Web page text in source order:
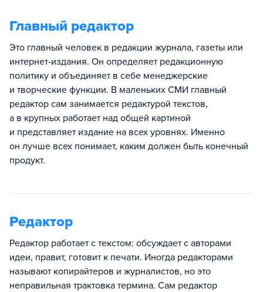
Главный редактор
Это главный человек в редакции журнала, газеты или
интернет-издания. Он определяет редакционную
политику и объединяет в себе менеджерские
и творческие функции. В маленьких СМИ главный
редактор сам занимается редактурой текстов,
а в крупных работает над общей картиной
и представляет издание на всех уровнях. Именно
он лучше всех понимает, каким должен быть конечный
продукт.
Редактор
Редактор работает с текстом: обсуждает с авторами
идеи, правит, готовит к печати. Иногда редакторами
называют копирайтеров и журналистов, но это
неправильная трактовка термина. Сам редактор